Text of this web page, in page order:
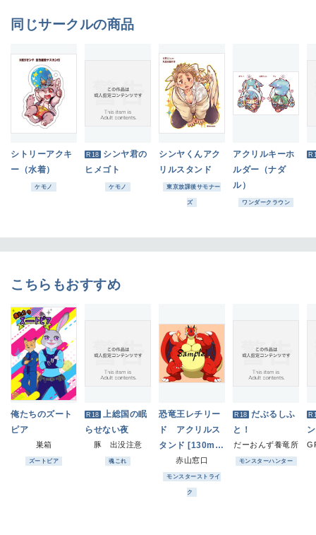
同じサークルの商品
シトリーアクキ
ー（水着）
ケモノ
R18 シンヤ君の
ヒメゴト
ケモノ
シンヤくんアク
リルスタンド
東京放課後サモナー
ズ
アクリルキーホ
ルダー（ナダ
ル）
ワンダークラウン
こちらもおすすめ
俺たちのズート
ピア
巣箱
ズートピア
R18 上総国の眠
らせない夜
豚 出没注意
魂これ
恐竜王レチリー
ド アクリルス
タンド [130mm
x 130mm]
赤山窓口
モンスターストライ
ク
R18 だぶるしふ
と！
だーおんず養竜所
モンスターハンター